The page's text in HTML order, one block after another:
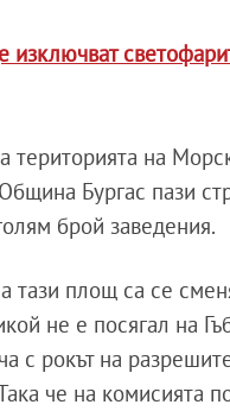
територията на
Бургас пази
брой заведения.
тази площ са се
не е посягал на
с рокът на
че на комисията